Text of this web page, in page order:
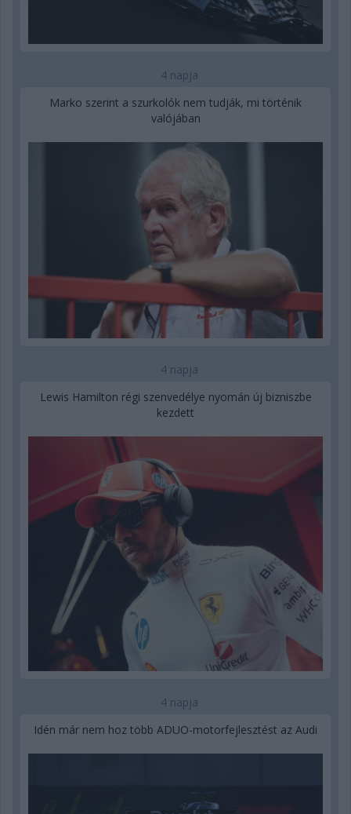
4 napja
Marko szerint a szurkolók nem tudják, mi történik
valójában
4 napja
Lewis Hamilton régi szenvedélye nyomán új bizniszbe
kezdett
4 napja
Idén már nem hoz több ADUO-motorfejlesztést az Audi